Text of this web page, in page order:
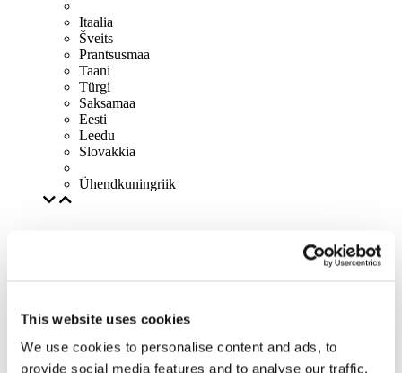
This website uses cookies
We use cookies to personalise content and ads, to
provide social media features and to analyse our traffic.
Itaalia
Šveits
Prantsusmaa
Taani
Türgi
Saksamaa
Eesti
Leedu
Slovakkia
Ühendkuningriik